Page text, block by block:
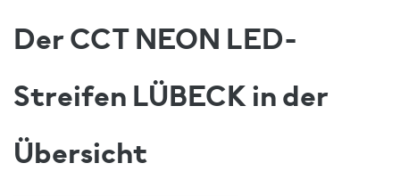
Der CCT NEON LED-
Streifen LÜBECK in der
Übersicht